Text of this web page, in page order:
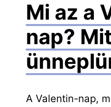
Mi az a
nap? Mit
A Valentin-nap,